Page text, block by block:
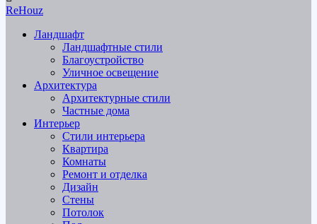
ReHouz
Ландшафт
Ландшафтные стили
Благоустройство
Уличное освещение
Архитектура
Архитектурные стили
Частные дома
Интерьер
Стили интерьера
Квартира
Комнаты
Ремонт и отделка
Дизайн
Стены
Потолок